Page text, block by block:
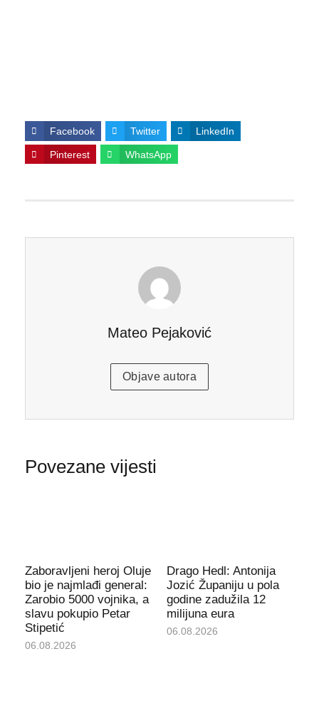
Facebook Twitter LinkedIn
Pinterest WhatsApp
Mateo Pejaković
Objave autora
Povezane vijesti
Zaboravljeni heroj Oluje
bio je najmlađi general:
Zarobio 5000 vojnika, a
slavu pokupio Petar
Stipetić
06.08.2026
Drago Hedl: Antonija
Jozić Županiju u pola
godine zadužila 12
milijuna eura
06.08.2026